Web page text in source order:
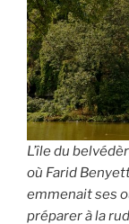
L’île du
où Farid
emmenait ses
préparer à la